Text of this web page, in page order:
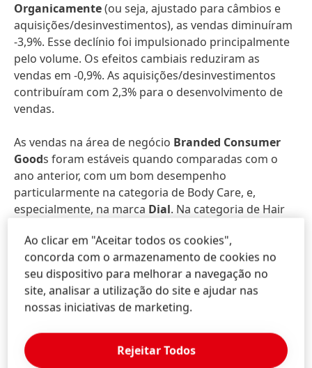
Organicamente(ou seja, ajustado para câmbios e
aquisições/desinvestimentos), as vendas diminuíram
-3,9%. Esse declínio foi impulsionado principalmente
pelo volume. Os efeitos cambiais reduziram as
vendas em -0,9%. As aquisições/desinvestimentos
contribuíram com 2,3% para o desenvolvimento de
vendas.
As vendas na área de negócio Branded Consumer
Goods foram estáveis quando comparadas com o
ano anterior, com um bom desempenho
particularmente na categoria de Body Care, e,
especialmente, na marca Dial. Na categoria de Hair
geral, alcançámos um bom crescimento orgânico
com as categorías de Hair Colorants. Hair Care e Hair
Styling, por outro lado, caíram quando comparados
com o ano anterior.
negócios de
Hair Salon foi fortemente negativo. Ao
longo do primeiro trimestre, o encerramento dos
Ao clicar em "Aceitar todos os cookies",
concorda com o armazenamento de cookies no
seu dispositivo para melhorar a navegação no
site, analisar a utilização do site e ajudar nas
nossas iniciativas de marketing.
Rejeitar Todos